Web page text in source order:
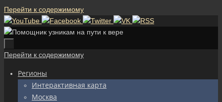
Перейти к содержимому
Перейти к содержимому
Регионы
Интерактивная карта
Москва